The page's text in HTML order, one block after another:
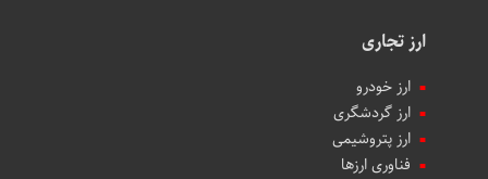
ارز تجاری
ارز خودرو
ارز گردشگری
ارز پتروشیمی
فناوری ارزها